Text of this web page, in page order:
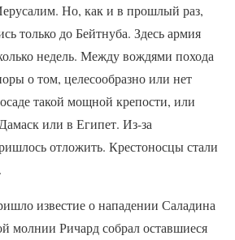
Но, как и в прошлый раз,
только до Бейтнуба. Здесь армия
недель. Между вождями похода
о том, целесообразно или нет
такой мощной крепости, или
или в Египет. Из-за
отложить. Крестоносцы стали
известие о нападении Саладина
молнии Ричард собрал оставшиеся